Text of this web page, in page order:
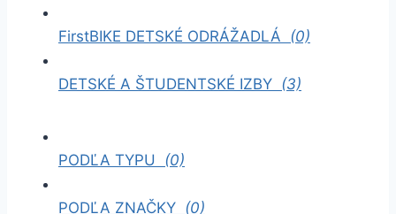
FirstBIKE DETSKÉ ODRÁŽADLÁ (0)
DETSKÉ A ŠTUDENTSKÉ IZBY (3)
PODĽA TYPU (0)
PODĽA ZNAČKY (0)